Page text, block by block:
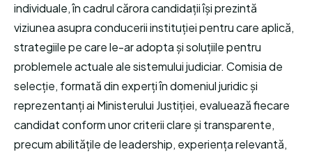
individuale, în cadrul cărora candidații își prezintă
viziunea asupra conducerii instituției pentru care aplică,
strategiile pe care le-ar adopta și soluțiile pentru
problemele actuale ale sistemului judiciar. Comisia de
selecție, formată din experți în domeniul juridic și
reprezentanți ai Ministerului Justiției, evaluează fiecare
candidat conform unor criterii clare și transparente,
precum abilitățile de leadership, experiența relevantă,